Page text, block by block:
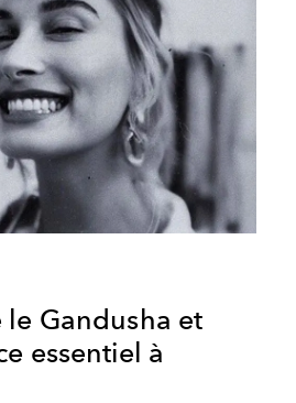
Gandusha et
essentiel à